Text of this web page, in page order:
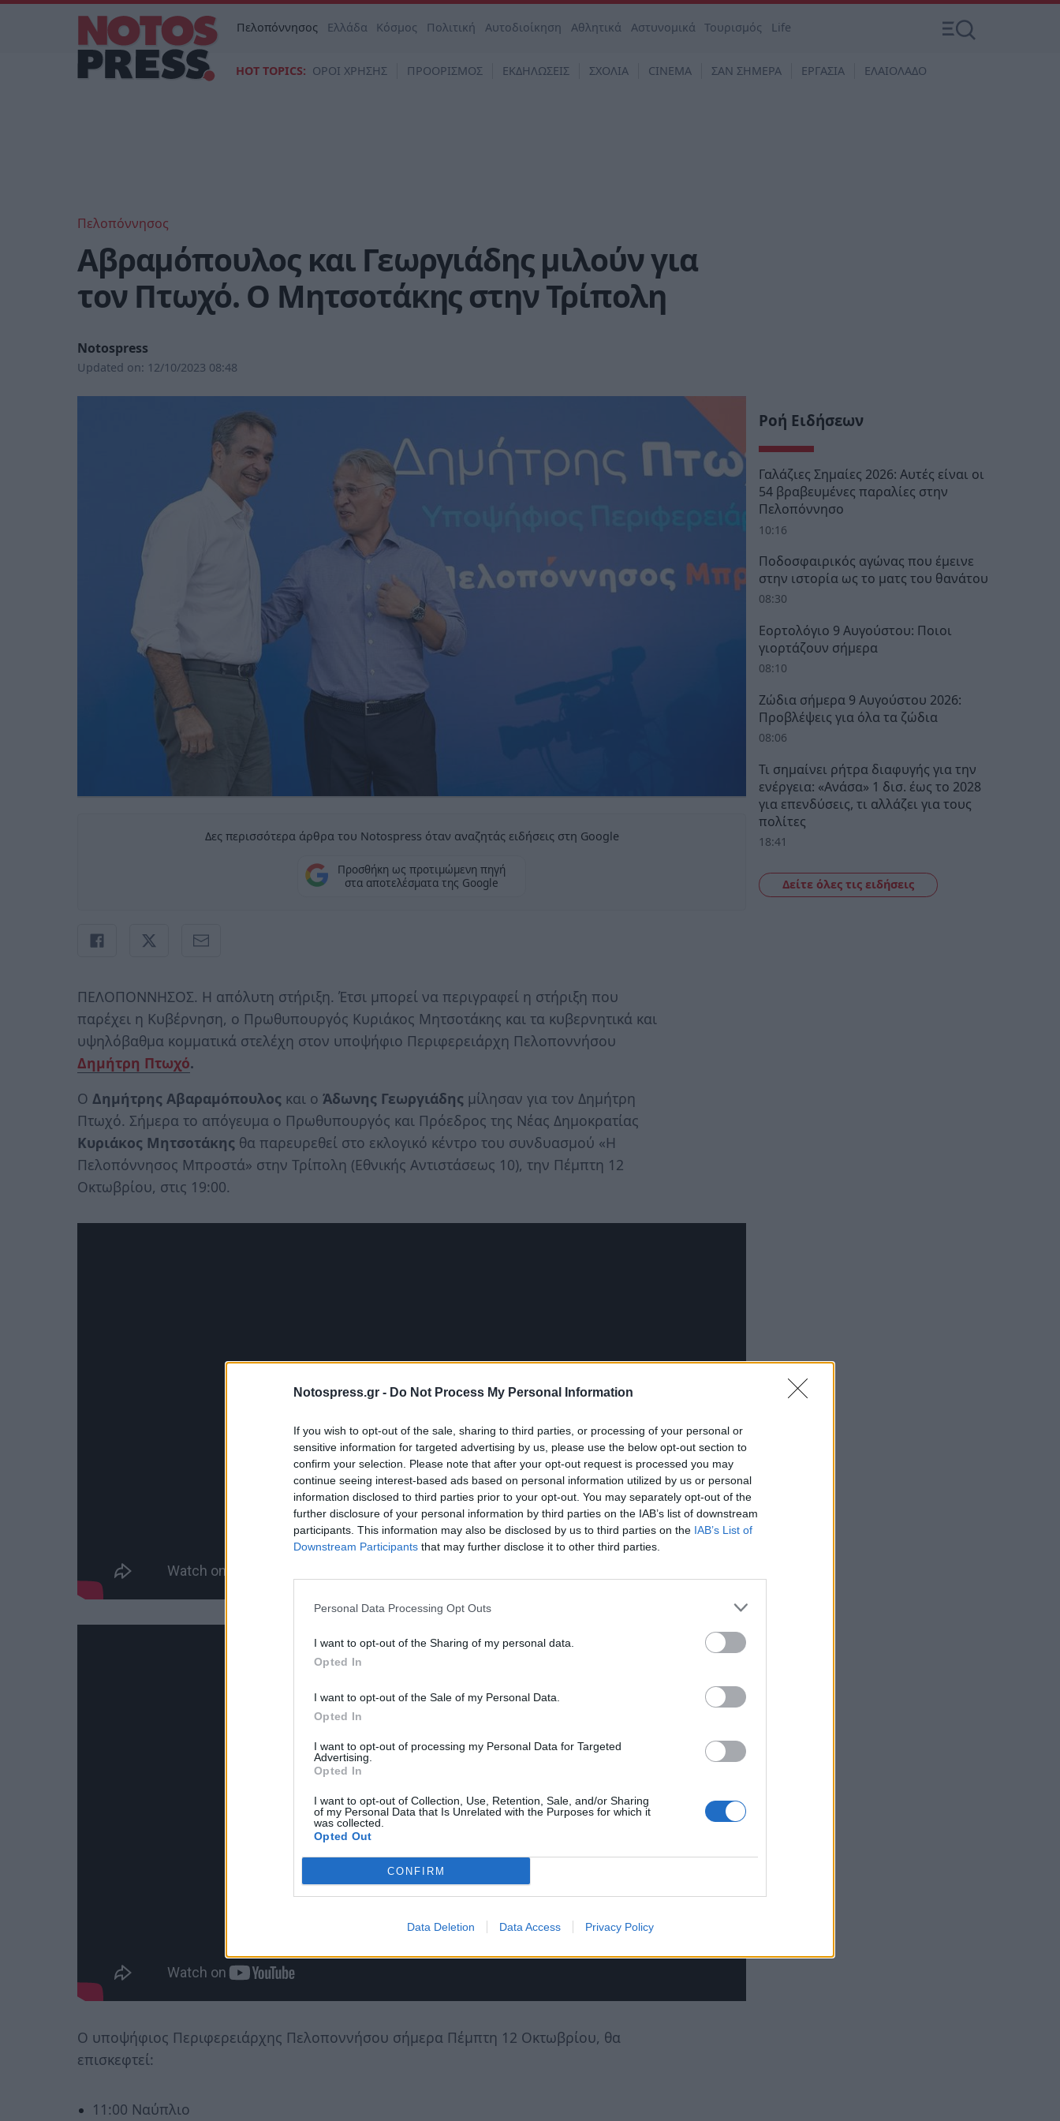
Notospress.gr - Do Not Process My Personal Information
If you wish to opt-out of the sale, sharing to third parties, or processing of your personal or
sensitive information for targeted advertising by us, please use the below opt-out section to
confirm your selection. Please note that after your opt-out request is processed you may
continue seeing interest-based ads based on personal information utilized by us or personal
information disclosed to third parties prior to your opt-out. You may separately opt-out of the
further disclosure of your personal information by third parties on the IAB’s list of downstream
participants. This information may also be disclosed by us to third parties on the IAB’s List of
Downstream Participants that may further disclose it to other third parties.
Personal Data Processing Opt Outs
I want to opt-out of the Sharing of my personal data.
Opted In
I want to opt-out of the Sale of my Personal Data.
Opted In
I want to opt-out of processing my Personal Data for Targeted
Advertising.
Opted In
I want to opt-out of Collection, Use, Retention, Sale, and/or Sharing
of my Personal Data that Is Unrelated with the Purposes for which it
was collected.
Opted Out
CONFIRM
Data Deletion Data Access Privacy Policy
Πελοπόννησος Ελλάδα Κόσμος Πολιτική Αυτοδιοίκηση Αθλητικά Αστυνομικά Τουρισμός Life
HOT TOPICS: ΟΡΟΙ ΧΡΗΣΗΣ ΠΡΟΟΡΙΣΜΟΣ ΕΚΔΗΛΩΣΕΙΣ ΣΧΟΛΙΑ CINEMA ΣΑΝ ΣΗΜΕΡΑ ΕΡΓΑΣΙΑ ΕΛΑΙΟΛΑΔΟ
Πελοπόννησος
Αβραμόπουλος και Γεωργιάδης μιλούν για
τον Πτωχό. Ο Μητσοτάκης στην Τρίπολη
Notospress
Updated on: 12/10/2023 08:48
Δες περισσότερα άρθρα του Notospress όταν αναζητάς ειδήσεις στη Google
Προσθήκη ως προτιμώμενη πηγή
στα αποτελέσματα της Google
ΠΕΛΟΠΟΝΝΗΣΟΣ. Η απόλυτη στήριξη. Έτσι μπορεί να περιγραφεί η στήριξη που
παρέχει η Κυβέρνηση, ο Πρωθυπουργός Κυριάκος Μητσοτάκης και τα κυβερνητικά και
υψηλόβαθμα κομματικά στελέχη στον υποψήφιο Περιφερειάρχη Πελοποννήσου
Δημήτρη Πτωχό.
Ο Δημήτρης Αβαραμόπουλος και ο Άδωνης Γεωργιάδης μίλησαν για τον Δημήτρη
Πτωχό. Σήμερα το απόγευμα ο Πρωθυπουργός και Πρόεδρος της Νέας Δημοκρατίας
Κυριάκος Μητσοτάκης θα παρευρεθεί στο εκλογικό κέντρο του συνδυασμού «Η
Πελοπόννησος Μπροστά» στην Τρίπολη (Εθνικής Αντιστάσεως 10), την Πέμπτη 12
Οκτωβρίου, στις 19:00.
Ο υποψήφιος Περιφερειάρχης Πελοποννήσου σήμερα Πέμπτη 12 Οκτωβρίου, θα
επισκεφτεί:
11:00 Ναύπλιο
Ροή Ειδήσεων
Γαλάζιες Σημαίες 2026: Αυτές είναι οι
54 βραβευμένες παραλίες στην
Πελοπόννησο
10:16
Ποδοσφαιρικός αγώνας που έμεινε
στην ιστορία ως το ματς του θανάτου
08:30
Εορτολόγιο 9 Αυγούστου: Ποιοι
γιορτάζουν σήμερα
08:10
Ζώδια σήμερα 9 Αυγούστου 2026:
Προβλέψεις για όλα τα ζώδια
08:06
Τι σημαίνει ρήτρα διαφυγής για την
ενέργεια: «Ανάσα» 1 δισ. έως το 2028
για επενδύσεις, τι αλλάζει για τους
πολίτες
18:41
Δείτε όλες τις ειδήσεις